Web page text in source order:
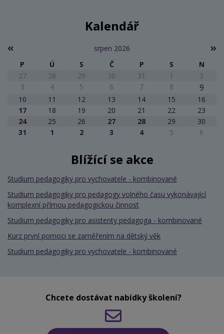
Kalendář
srpen 2026
P
Ú S Č P S
N
27
28 29 30 31 1
2
3
4 5 6 7 8 9
10 11 12 13 14 15
16
17
18 19 20 21 22
23
24
25 26 27 28 29
30
31
1 2 3 4 5 6
Blížící se akce
Studium pedagogiky pro vychovatele - kombinované
Studium pedagogiky pro pedagogy volného času vykonávající
komplexní přímou pedagogickou činnost
Studium pedagogiky pro asistenty pedagoga - kombinované
Kurz první pomoci se zaměřením na dětský věk
Studium pedagogiky pro vychovatele - kombinované
Chcete dostávat nabídky školení?